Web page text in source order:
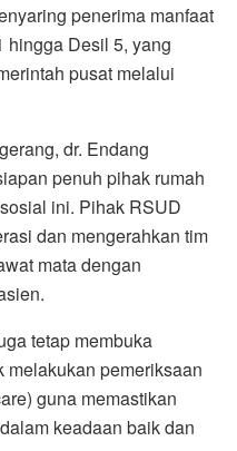
penerima manfaat
hingga Desil 5, yang
pusat melalui
dr. Endang
penuh pihak rumah
ini. Pihak RSUD
dan mengerahkan tim
mata dengan
tetap membuka
pemeriksaan
guna memastikan
keadaan baik dan